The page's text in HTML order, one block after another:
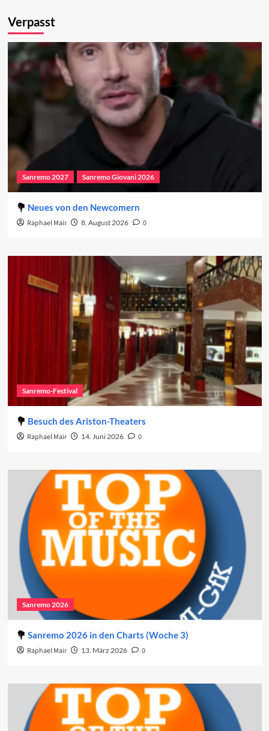
Verpasst
Sanremo 2027 Sanremo Giovani 2026
Neues von den Newcomern
Raphael Mair 8. August 2026 0
Sanremo-Festival
Besuch des Ariston-Theaters
Raphael Mair 14. Juni 2026 0
Sanremo 2026
Sanremo 2026 in den Charts (Woche 3)
Raphael Mair 13. März 2026 0